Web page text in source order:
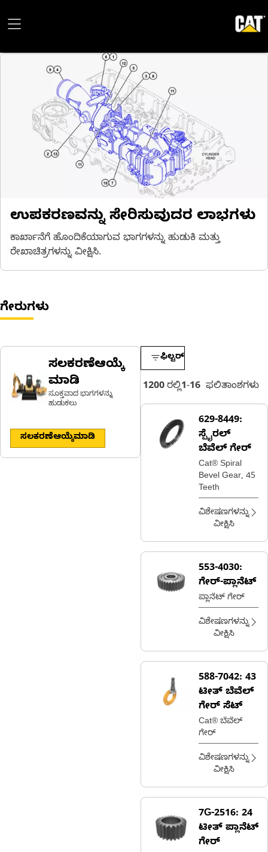
ಉಪಕರಣವನ್ನು ಸೇರಿಸುವುದರ ಲಾಭಗಳು
ಕಾರ್ಖಾನೆಗೆ ಹೊಂದಿಕೆಯಾಗುವ ಭಾಗಗಳನ್ನು ಹುಡುಕಿ ಮತ್ತು
ರೇಖಾಚಿತ್ರಗಳನ್ನು ವೀಕ್ಷಿಸಿ.
ಗೇರುಗಳು
ಸಲಕರಣೆಆಯ್ಕೆ
ಮಾಡಿ
ಸೂಕ್ತವಾದ ಭಾಗಗಳನ್ನು
ಹುಡುಕಲು
ಸಲಕರಣೆಆಯ್ಕೆಮಾಡಿ
ಫಿಲ್ಟರ್
1200ರಲ್ಲಿ1-16 ಫಲಿತಾಂಶಗಳು
629-8449:
ಸ್ಪೈರಲ್
ಬೆವೆಲ್ ಗೇರ್
Cat® Spiral
Bevel Gear, 45
Teeth
ವಿಶೇಷಣಗಳನ್ನು
ವೀಕ್ಷಿಸಿ
553-4030:
ಗೇರ್-ಪ್ಲಾನೆಟ್
ಪ್ಲಾನೆಟ್ ಗೇರ್
ವಿಶೇಷಣಗಳನ್ನು
ವೀಕ್ಷಿಸಿ
588-7042: 43
ಟೀತ್ ಬೆವೆಲ್
ಗೇರ್ ಸೆಟ್
Cat® ಬೆವೆಲ್
ಗೇರ್
ವಿಶೇಷಣಗಳನ್ನು
ವೀಕ್ಷಿಸಿ
7G-2516: 24
ಟೀತ್ ಪ್ಲಾನೆಟ್
ಗೇರ್